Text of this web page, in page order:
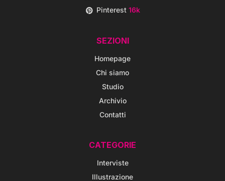
Pinterest16k
SEZIONI
Homepage
Chi siamo
Studio
Archivio
Contatti
CATEGORIE
Interviste
Illustrazione